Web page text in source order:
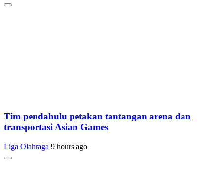
Tim pendahulu petakan tantangan arena dan
transportasi Asian Games
Liga Olahraga 9 hours ago